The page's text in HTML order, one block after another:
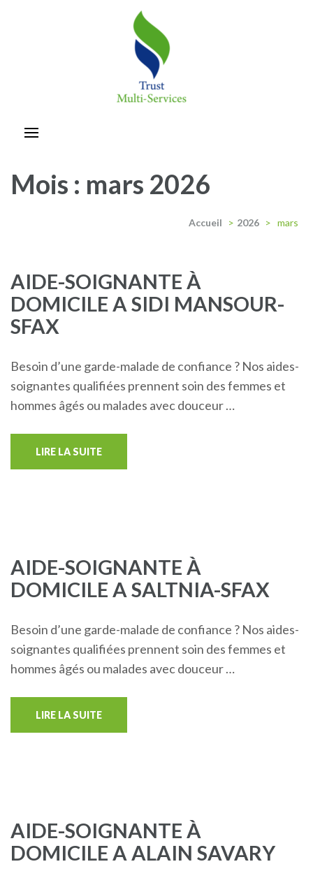
Mois : mars 2026
Accueil > 2026 > mars
AIDE-SOIGNANTE À
DOMICILE A SIDI MANSOUR-
SFAX
Besoin d’une garde-malade de confiance ? Nos aides-
soignantes qualifiées prennent soin des femmes et
hommes âgés ou malades avec douceur …
LIRE LA SUITE
AIDE-SOIGNANTE À
DOMICILE A SALTNIA-SFAX
Besoin d’une garde-malade de confiance ? Nos aides-
soignantes qualifiées prennent soin des femmes et
hommes âgés ou malades avec douceur …
LIRE LA SUITE
AIDE-SOIGNANTE À
DOMICILE A ALAIN SAVARY